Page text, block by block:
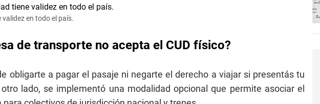
en todo el país.
de transporte no acepta el CUD físico?
obligarte a pagar el pasaje ni negarte el derecho a viajar si presentás tu
lado, se implementó una modalidad opcional que permite asociar el